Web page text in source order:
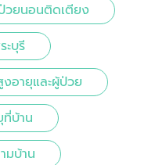
วยนอนติดเตียง
บุรี
อายุและผู้ป่วย
บ้าน
มบ้าน